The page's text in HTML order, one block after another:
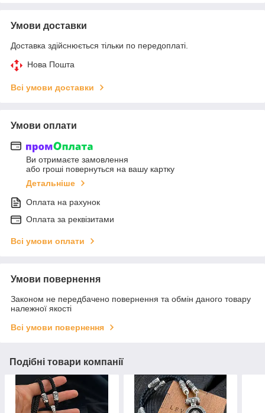
Умови доставки
Доставка здійснюється тільки по передоплаті.
Нова Пошта
Всі умови доставки
Умови оплати
Ви отримаєте замовлення
або гроші повернуться на вашу картку
Детальніше
Оплата на рахунок
Оплата за реквізитами
Всі умови оплати
Умови повернення
Законом не передбачено повернення та обмін даного товару
належної якості
Всі умови повернення
Подібні товари компанії